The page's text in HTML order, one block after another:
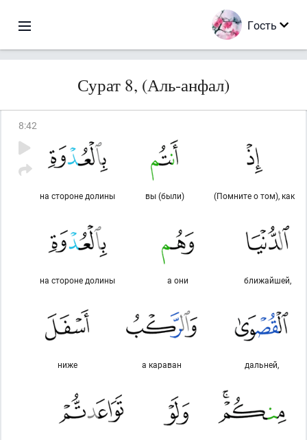
Гость
Сурат 8, (Аль-анфал)
8:42
(Помните о том), как
вы (были)
на стороне долины
ближайшей,
а они
на стороне долины
дальней,
а караван
ниже